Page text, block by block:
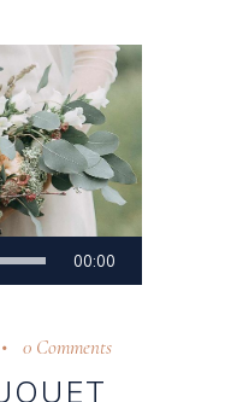
00:00
0 Comments